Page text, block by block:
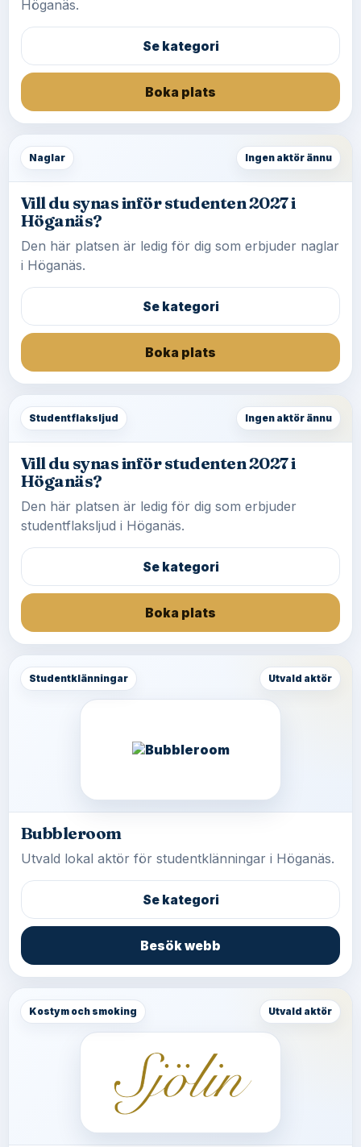
Höganäs.
Se kategori
Boka plats
Naglar Ingen aktör ännu
Vill du synas inför studenten 2027 i
Höganäs?
Den här platsen är ledig för dig som erbjuder naglar
i Höganäs.
Se kategori
Boka plats
Studentflaksljud Ingen aktör ännu
Vill du synas inför studenten 2027 i
Höganäs?
Den här platsen är ledig för dig som erbjuder
studentflaksljud i Höganäs.
Se kategori
Boka plats
Studentklänningar Utvald aktör
Bubbleroom
Utvald lokal aktör för studentklänningar i Höganäs.
Se kategori
Besök webb
Kostym och smoking Utvald aktör